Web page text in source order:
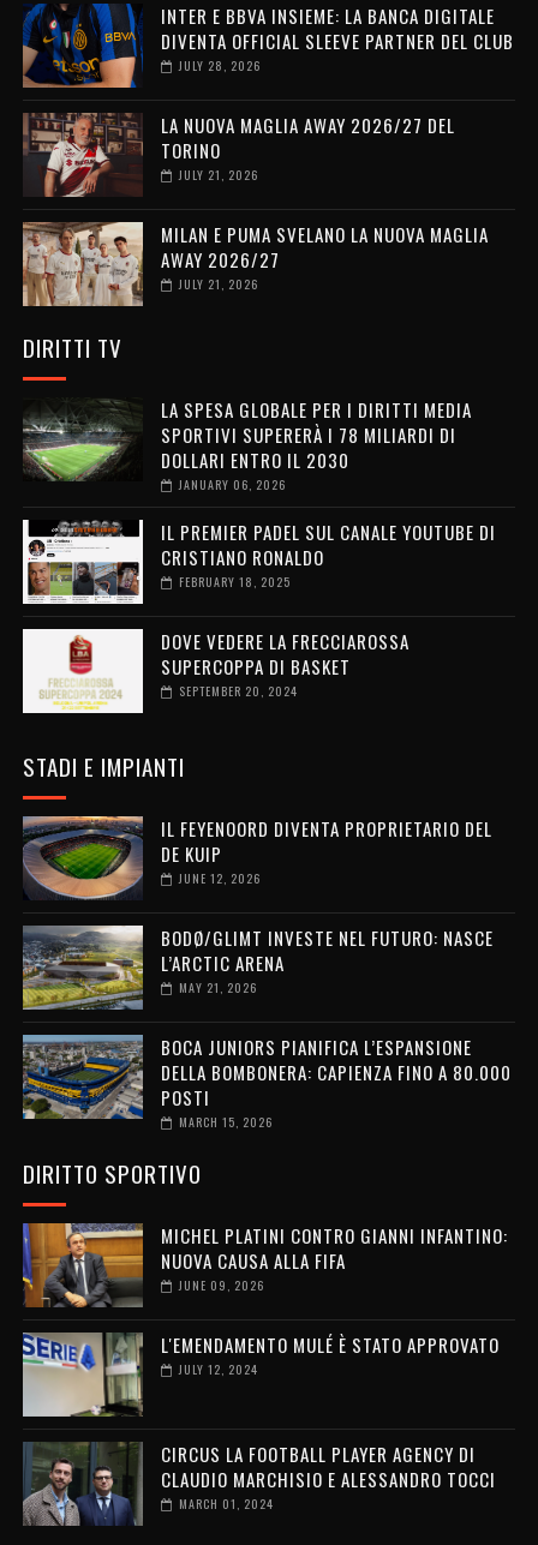
INTER E BBVA INSIEME: LA BANCA DIGITALE
DIVENTA OFFICIAL SLEEVE PARTNER DEL CLUB
JULY 28, 2026
LA NUOVA MAGLIA AWAY 2026/27 DEL
TORINO
JULY 21, 2026
MILAN E PUMA SVELANO LA NUOVA MAGLIA
AWAY 2026/27
JULY 21, 2026
DIRITTI TV
LA SPESA GLOBALE PER I DIRITTI MEDIA
SPORTIVI SUPERERÀ I 78 MILIARDI DI
DOLLARI ENTRO IL 2030
JANUARY 06, 2026
IL PREMIER PADEL SUL CANALE YOUTUBE DI
CRISTIANO RONALDO
FEBRUARY 18, 2025
DOVE VEDERE LA FRECCIAROSSA
SUPERCOPPA DI BASKET
SEPTEMBER 20, 2024
STADI E IMPIANTI
IL FEYENOORD DIVENTA PROPRIETARIO DEL
DE KUIP
JUNE 12, 2026
BODØ/GLIMT INVESTE NEL FUTURO: NASCE
L’ARCTIC ARENA
MAY 21, 2026
BOCA JUNIORS PIANIFICA L’ESPANSIONE
DELLA BOMBONERA: CAPIENZA FINO A 80.000
POSTI
MARCH 15, 2026
DIRITTO SPORTIVO
MICHEL PLATINI CONTRO GIANNI INFANTINO:
NUOVA CAUSA ALLA FIFA
JUNE 09, 2026
L'EMENDAMENTO MULÉ È STATO APPROVATO
JULY 12, 2024
CIRCUS LA FOOTBALL PLAYER AGENCY DI
CLAUDIO MARCHISIO E ALESSANDRO TOCCI
MARCH 01, 2024